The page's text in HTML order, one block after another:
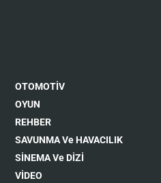
OTOMOTİV
OYUN
REHBER
SAVUNMA Ve HAVACILIK
SİNEMA Ve DİZİ
VİDEO